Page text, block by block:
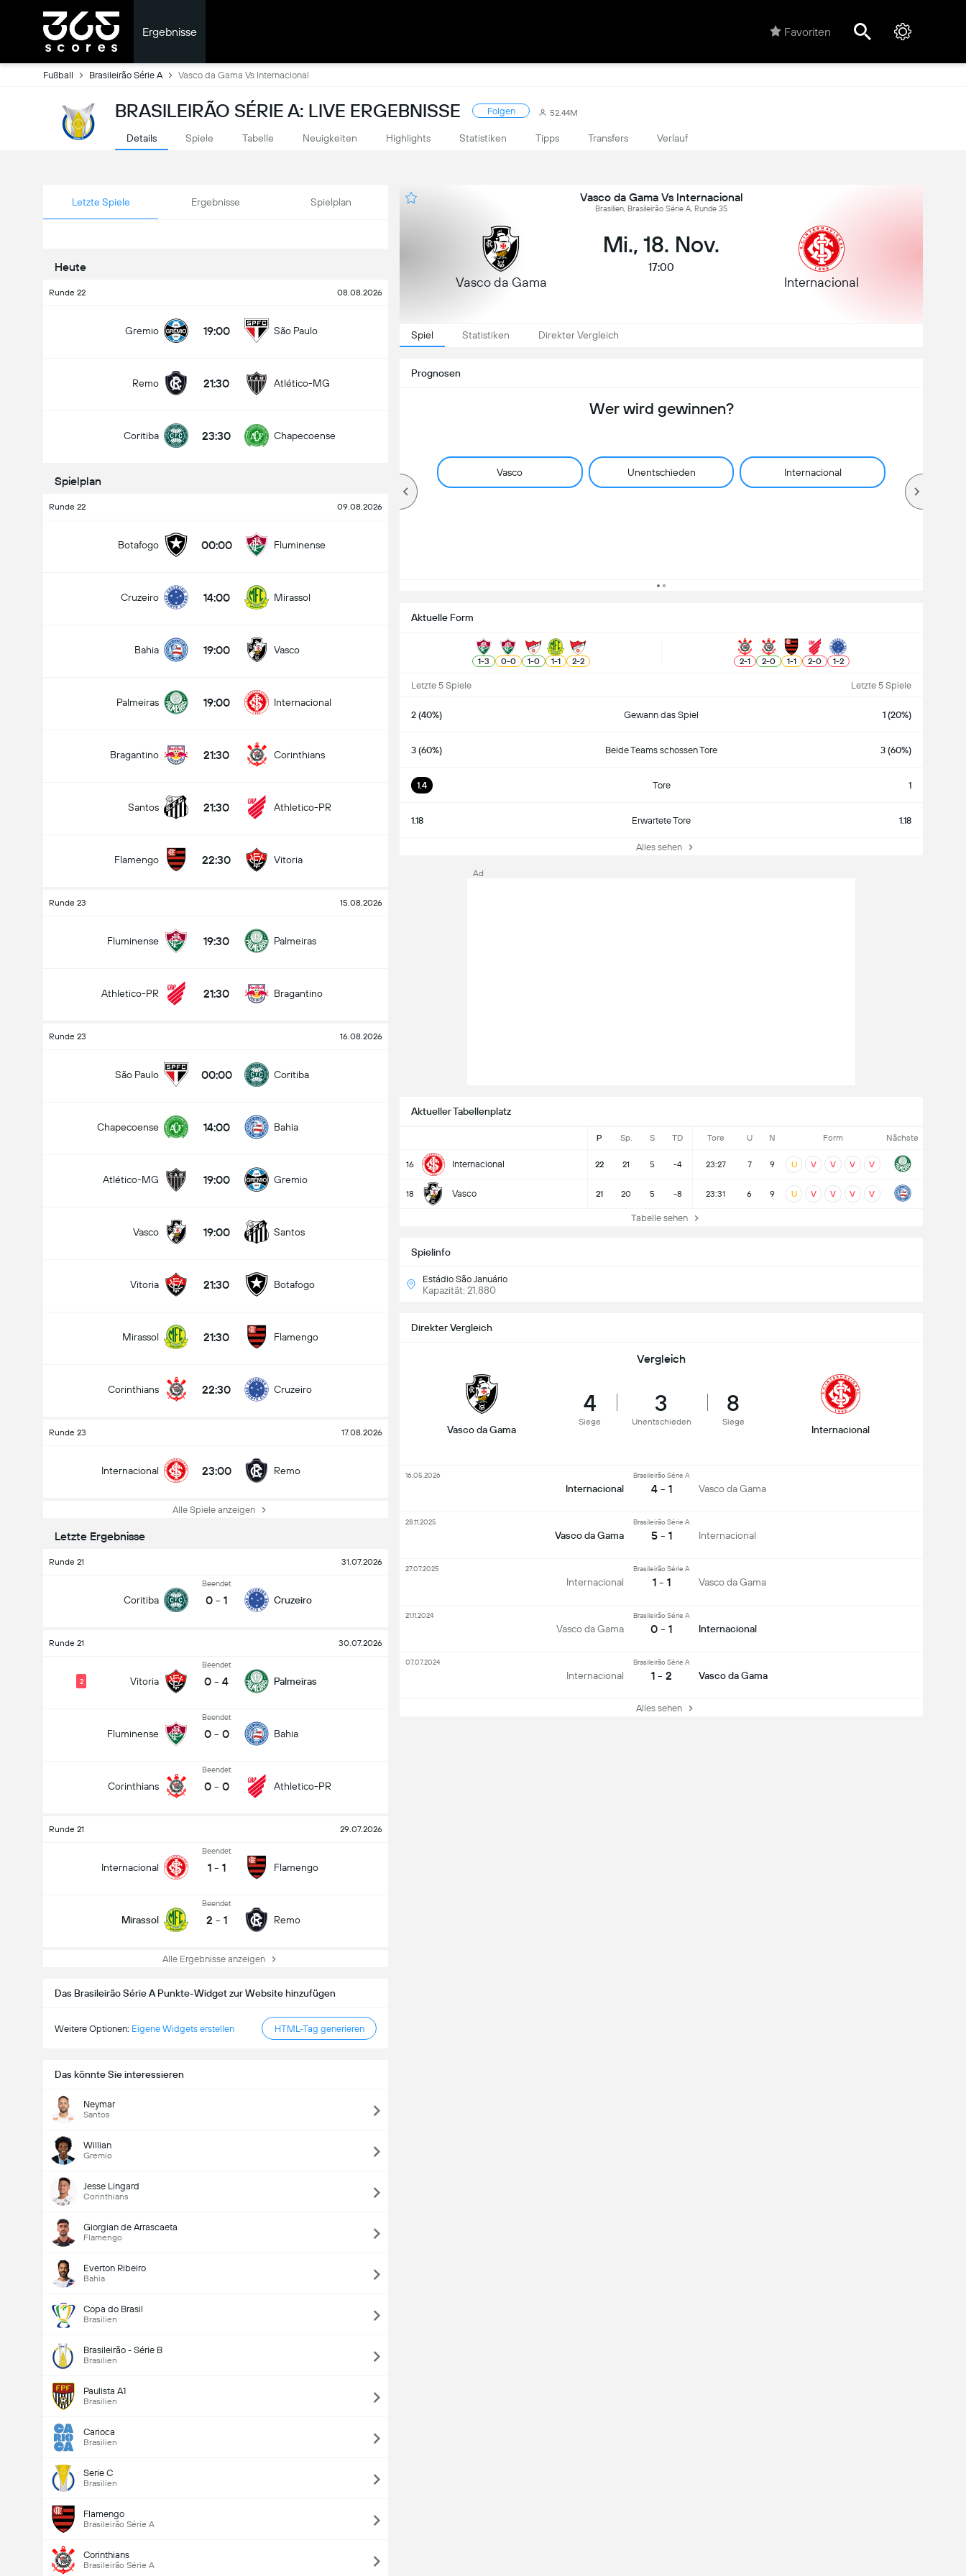
Ergebnisse Favoriten
Fußball Brasileirão Série A Vasco da Gama Vs Internacional
BRASILEIRÃO SÉRIE A: LIVE ERGEBNISSE Folgen 52.44M
Details Spiele Tabelle Neuigkeiten Highlights Statistiken Tipps Transfers Verlauf
Letzte Spiele Ergebnisse Spielplan
Heute
Runde 22 08.08.2026
Gremio 19:00 São Paulo
Remo 21:30 Atlético-MG
Coritiba 23:30 Chapecoense
Spielplan
Runde 22 09.08.2026
Botafogo 00:00 Fluminense
Cruzeiro 14:00 Mirassol
Bahia 19:00 Vasco
Palmeiras 19:00 Internacional
Bragantino 21:30 Corinthians
Santos 21:30 Athletico-PR
Flamengo 22:30 Vitoria
Runde 23 15.08.2026
Fluminense 19:30 Palmeiras
Athletico-PR 21:30 Bragantino
Runde 23 16.08.2026
São Paulo 00:00 Coritiba
Chapecoense 14:00 Bahia
Atlético-MG 19:00 Gremio
Vasco 19:00 Santos
Vitoria 21:30 Botafogo
Mirassol 21:30 Flamengo
Corinthians 22:30 Cruzeiro
Runde 23 17.08.2026
Internacional 23:00 Remo
Alle Spiele anzeigen
Letzte Ergebnisse
Runde 21 31.07.2026
Coritiba
Beendet
0 - 1 Cruzeiro
Runde 21 30.07.2026
Vitoria
2
Beendet
0 - 4 Palmeiras
Fluminense
Beendet
0 - 0 Bahia
Corinthians
Beendet
0 - 0 Athletico-PR
Runde 21 29.07.2026
Internacional
Beendet
1 - 1 Flamengo
Mirassol
Beendet
2 - 1 Remo
Alle Ergebnisse anzeigen
Das Brasileirão Série A Punkte-Widget zur Website hinzufügen
Weitere Optionen: Eigene Widgets erstellen HTML-Tag generieren
Das könnte Sie interessieren
Neymar
Santos
Willian
Gremio
Jesse Lingard
Corinthians
Giorgian de Arrascaeta
Flamengo
Everton Ribeiro
Bahia
Copa do Brasil
Brasilien
Brasileirão - Série B
Brasilien
Paulista A1
Brasilien
Carioca
Brasilien
Serie C
Brasilien
Flamengo
Brasileirão Série A
Corinthians
Brasileirão Série A
Vasco da Gama Vs Internacional
Brasilien, Brasileirão Série A, Runde 35
Vasco da Gama
Mi., 18. Nov.
17:00
Internacional
Spiel Statistiken Direkter Vergleich
Prognosen
Wer wird gewinnen?
Vasco Unentschieden Internacional
Aktuelle Form
1-3 0-0 1-0 1-1 2-2 2-1 2-0 1-1 2-0 1-2
Letzte 5 Spiele Letzte 5 Spiele
2 (40%) Gewann das Spiel 1 (20%)
3 (60%) Beide Teams schossen Tore 3 (60%)
1.4 Tore 1
1.18 Erwartete Tore 1.18
Alles sehen
Aktueller Tabellenplatz
P Sp. S TD Tore U N Form Nächste
16 Internacional 22 21 5 -4 23:27 7 9 U V V V V
18 Vasco 21 20 5 -8 23:31 6 9 U V V V V
Tabelle sehen
Spielinfo
Estádio São Januário
Kapazität: 21,880
Direkter Vergleich
Vergleich
Vasco da Gama
4
Siege
3
Unentschieden
8
Siege
Internacional
Internacional
Brasileirão Série A
4 - 1 Vasco da Gama
16.05.2026
Vasco da Gama
Brasileirão Série A
5 - 1 Internacional
28.11.2025
Internacional
Brasileirão Série A
1 - 1 Vasco da Gama
27.07.2025
Vasco da Gama
Brasileirão Série A
0 - 1 Internacional
21.11.2024
Internacional
Brasileirão Série A
1 - 2 Vasco da Gama
07.07.2024
Alles sehen
Ad